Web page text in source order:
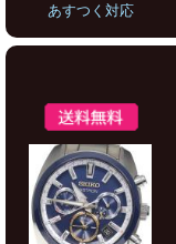
あすつく対応